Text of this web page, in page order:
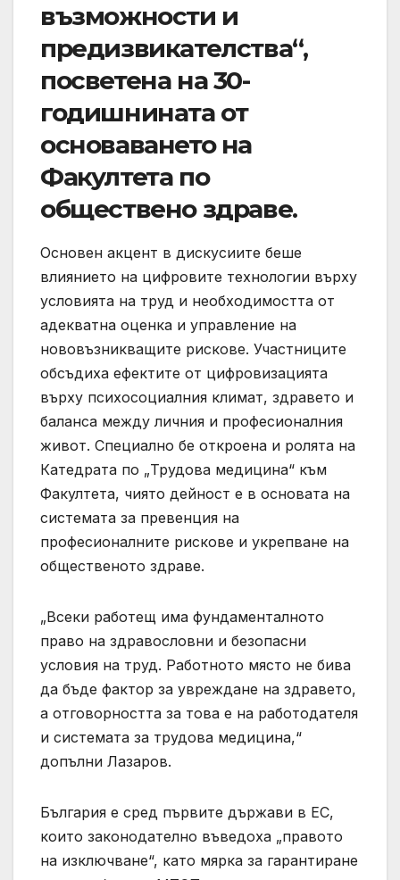
възможности и
предизвикателства“,
посветена на 30-
годишнината от
основаването на
Факултета по
обществено здраве.
Основен акцент в дискусиите беше
влиянието на цифровите технологии върху
условията на труд и необходимостта от
адекватна оценка и управление на
нововъзникващите рискове. Участниците
обсъдиха ефектите от цифровизацията
върху психосоциалния климат, здравето и
баланса между личния и професионалния
живот. Специално бе откроена и ролята на
Катедрата по „Трудова медицина“ към
Факултета, чиято дейност е в основата на
системата за превенция на
професионалните рискове и укрепване на
общественото здраве.
„Всеки работещ има фундаменталното
право на здравословни и безопасни
условия на труд. Работното място не бива
да бъде фактор за увреждане на здравето,
а отговорността за това е на работодателя
и системата за трудова медицина,“
допълни Лазаров.
България е сред първите държави в ЕС,
които законодателно въведоха „правото
на изключване“, като мярка за гарантиране